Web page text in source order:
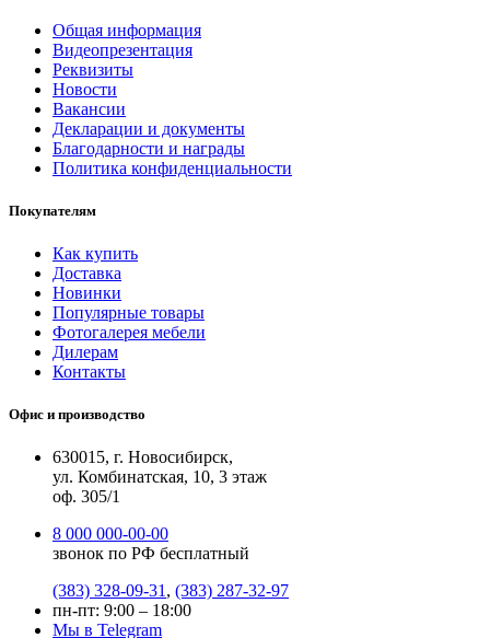
Общая информация
Видеопрезентация
Реквизиты
Новости
Вакансии
Декларации и документы
Благодарности и награды
Политика конфиденциальности
Покупателям
Как купить
Доставка
Новинки
Популярные товары
Фотогалерея мебели
Дилерам
Контакты
Офис и производство
630015, г. Новосибирск,
ул. Комбинатская, 10, 3 этаж
оф. 305/1
8 000 000-00-00
звонок по РФ бесплатный
(383) 328-09-31 , (383) 287-32-97
пн-пт: 9:00 – 18:00
Мы в Telegram